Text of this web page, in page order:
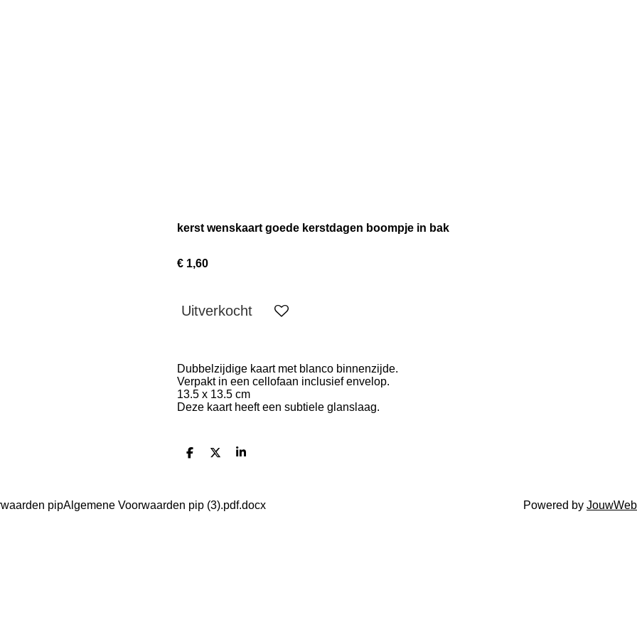
kerst wenskaart goede kerstdagen boompje in bak
€ 1,60
Uitverkocht
Dubbelzijdige kaart met blanco binnenzijde.
Verpakt in een cellofaan inclusief envelop.
13.5 x 13.5 cm
Deze kaart heeft een subtiele glanslaag.
D
n
D
S
e
pipAlgemene Voorwaarden pip (3).pdf.docx Powered by JouwWeb